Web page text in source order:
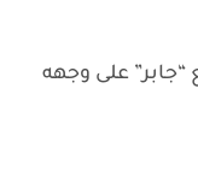
على وجهه